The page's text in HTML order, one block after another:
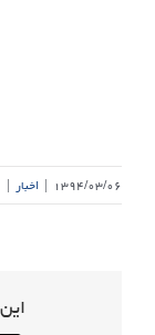
۱۳۹۴/۰۳/۰۶ | اخبار |